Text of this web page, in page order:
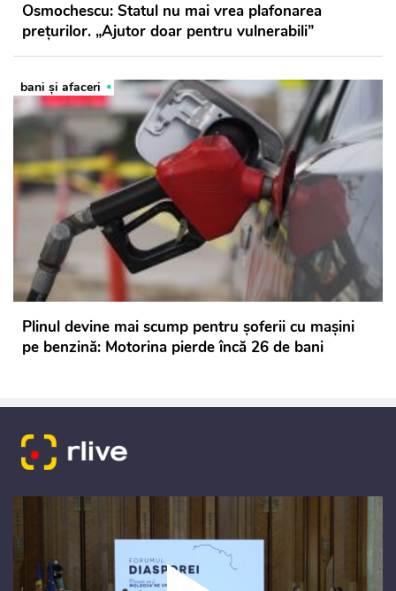
Osmochescu: Statul nu mai vrea plafonarea
prețurilor. „Ajutor doar pentru vulnerabili”
bani și afaceri
Plinul devine mai scump pentru șoferii cu mașini
pe benzină: Motorina pierde încă 26 de bani